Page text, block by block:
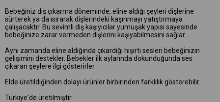
Bebeğiniz diş çıkarma döneminde, eline aldığı şeyleri dişlerine
sürterek ya da ısırarak dişlerindeki kaşınmayı yatıştırmaya
çalışacaktır. Bu sevimli diş kaşıyıcılar yumuşak yapısı sayesinde
bebeğinize zarar vermeden dişlerini kaşıyabilmesini sağlar.
Aynı zamanda eline aldığında çıkardığı hışırtı sesleri bebeğinizin
gelişimini destekler. Bebekler ilk aylarında dokunduğunda ses
çıkaran şeylere ilgi gösterirler.
Elde üretildiğinden dolayı ürünler birbirinden farklılık gösterebilir.
Türkiye'de üretilmiştir.